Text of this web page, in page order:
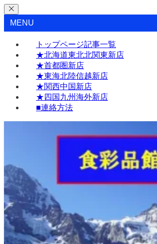
MENU
トップページ記事一覧
★北海道東北北関東新店
★首都圏新店
★東海北陸信越新店
★関西中国新店
★四国九州海外新店
■連絡方法